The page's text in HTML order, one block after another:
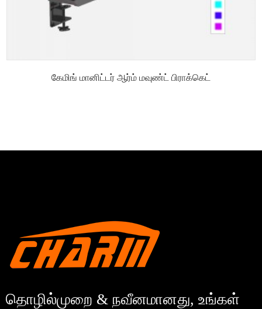
கேமிங் மானிட்டர் ஆர்ம் மவுண்ட் பிராக்கெட்
தொழில்முறை & நவீனமானது, உங்கள்